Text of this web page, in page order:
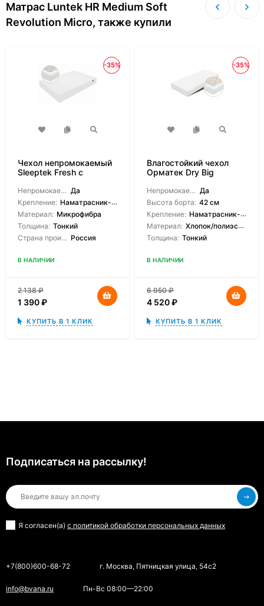
Матрас Luntek HR Medium Soft
Revolution Micro, также купили
-35%
Чехол непромокаемый
Sleeptek Fresh с
Непромокаемый: Да
Крепление: Наматрасник-чехол
Материал: Микрофибра
Толщина: Тонкий
Страна производитель: Россия
В НАЛИЧИИ
2 138₽
1 390₽
КУПИТЬ В 1 КЛИК
-35%
Влагостойкий чехол
Орматек Dry Big
Непромокаемый: Да
Высота борта: 42 см
Крепление: Наматрасник-чехол
Материал: Хлопок/полиэстер
Толщина: Тонкий
В НАЛИЧИИ
6 950₽
4 520₽
КУПИТЬ В 1 КЛИК
Подписаться на рассылкy!
Я согласен(a) с политикой обработки персональных данных
+7(800)600-68-72 г. Москва, Пятницкая улица, 54с2
info@bvana.ru Пн-Вс 08:00—22:00